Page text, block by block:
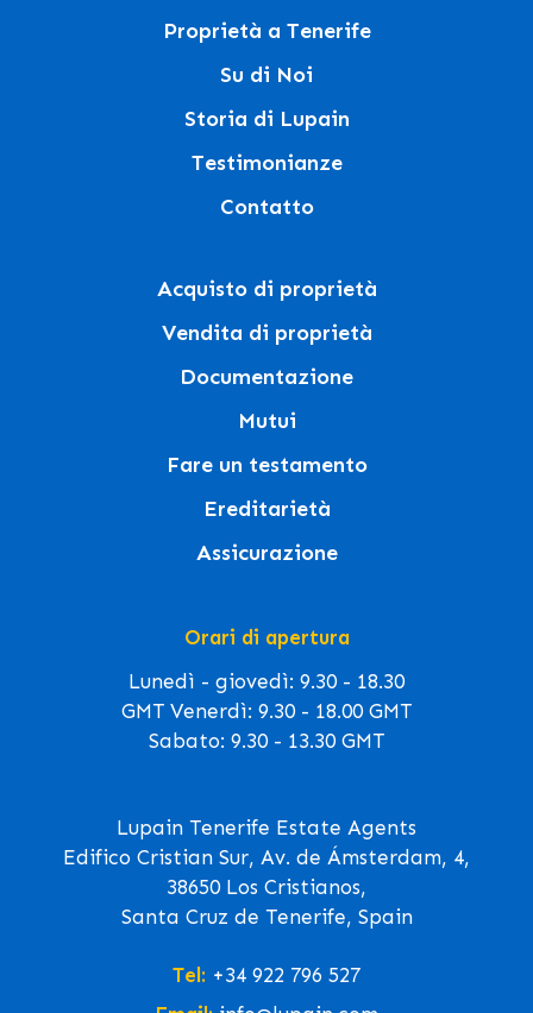
Proprietà a Tenerife
Su di Noi
Storia di Lupain
Testimonianze
Contatto
Acquisto di proprietà
Vendita di proprietà
Documentazione
Mutui
Fare un testamento
Ereditarietà
Assicurazione
Orari di apertura
Lunedì - giovedì: 9.30 - 18.30
GMT Venerdì: 9.30 - 18.00 GMT
Sabato: 9.30 - 13.30 GMT
Lupain Tenerife Estate Agents
Edifico Cristian Sur, Av. de Ámsterdam, 4,
38650 Los Cristianos,
Santa Cruz de Tenerife, Spain
Tel: +34 922 796 527